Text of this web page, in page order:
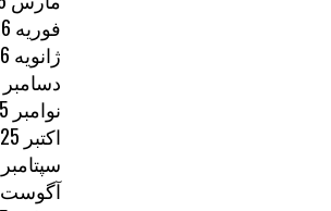
فوریه 2026
ژانویه 2026
دسامبر 2025
نوامبر 2025
اکتبر 2025
سپتامبر 2025
آگوست 2025